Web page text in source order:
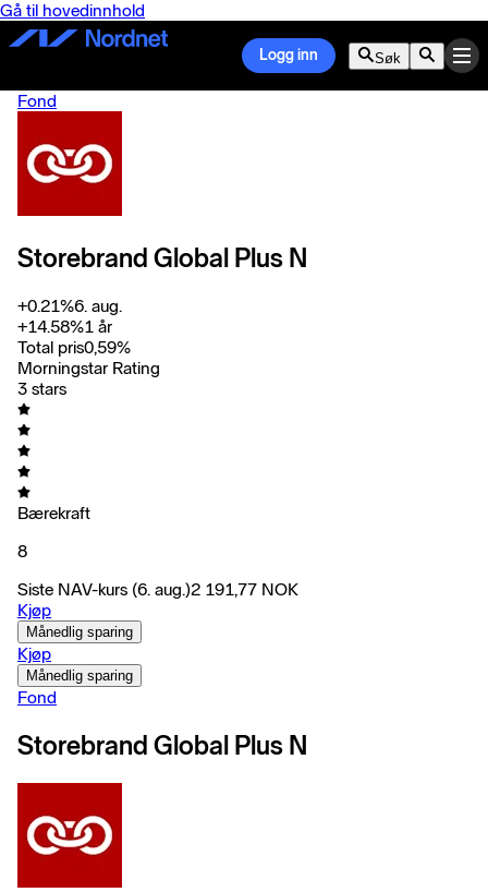
Gå til hovedinnhold
Logg inn Søk
Fond
Storebrand Global Plus N
+0.21%6. aug.
+14.58%1 år
Total pris0,59%
Morningstar Rating
3 stars
Bærekraft
8
Siste NAV-kurs (6. aug.)2 191,77 NOK
Kjøp
Månedlig sparing
Kjøp
Månedlig sparing
Fond
Storebrand Global Plus N